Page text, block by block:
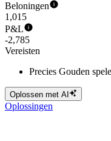
Beloningen
1,015
P&L
-2,785
Vereisten
Precies Gouden
Oplossen met AI
Oplossingen